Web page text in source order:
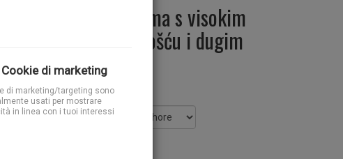
poliuretanska guma s visokim
visokom elastičnošću i dugim
vijekom trajanja.
Cookie di marketing
di marketing/targeting sono
usati per mostrare
in linea con i tuoi interessi